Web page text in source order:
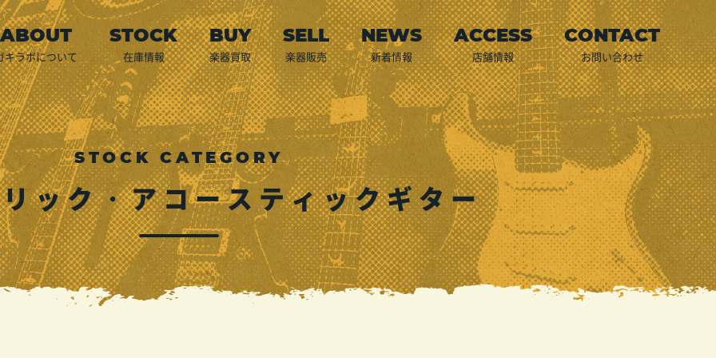
キラボについて 在庫情報 楽器買取
店頭買取
宅配買取
出張買取
預かり代行販売
LINE査定
買取申込
ご利用案内
楽器販売 新着情報 店舗情報 お問い合わせ
STOCK CATEGORY
ック・アコースティックギター